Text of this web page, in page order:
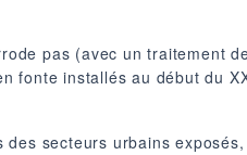
pas (avec un traitement
fonte installés au début du
secteurs urbains